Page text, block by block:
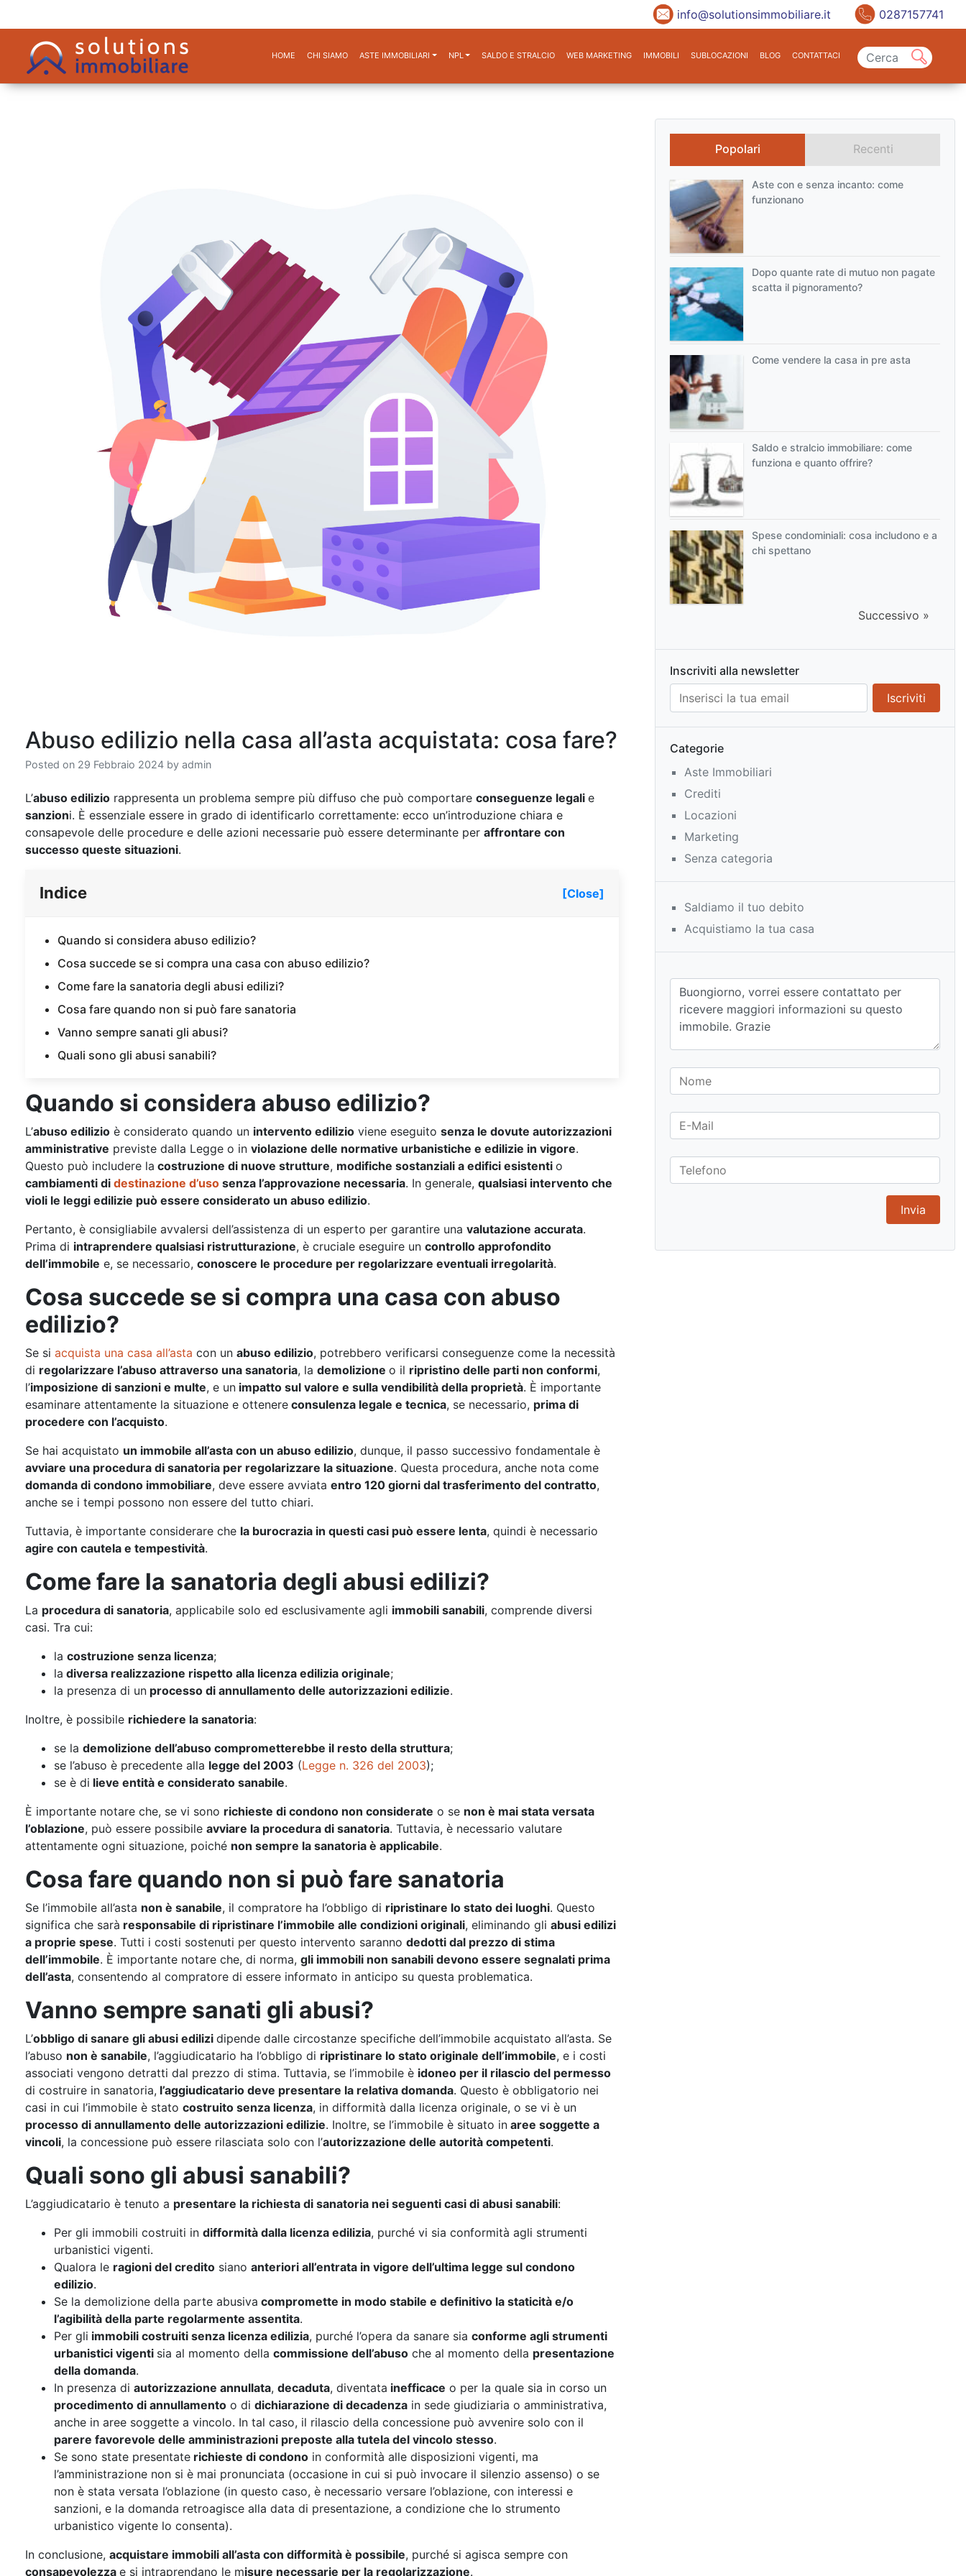
info@solutionsimmobiliare.it 0287157741
HOME CHI SIAMO ASTE IMMOBILIARI NPL SALDO E STRALCIO WEB MARKETING IMMOBILI SUBLOCAZIONI BLOG CONTATTACI
Abuso edilizio nella casa all’asta acquistata: cosa fare?
Posted on 29 Febbraio 2024 by admin
L’abuso edilizio rappresenta un problema sempre più diffuso che può comportare conseguenze legali e
sanzioni. È essenziale essere in grado di identificarlo correttamente: ecco un’introduzione chiara e
consapevole delle procedure e delle azioni necessarie può essere determinante per affrontare con
successo queste situazioni.
Indice [Close]
Quando si considera abuso edilizio?
Cosa succede se si compra una casa con abuso edilizio?
Come fare la sanatoria degli abusi edilizi?
Cosa fare quando non si può fare sanatoria
Vanno sempre sanati gli abusi?
Quali sono gli abusi sanabili?
Quando si considera abuso edilizio?
L’abuso edilizio è considerato quando un intervento edilizio viene eseguito senza le dovute autorizzazioni
amministrative previste dalla Legge o in violazione delle normative urbanistiche e edilizie in vigore.
Questo può includere la costruzione di nuove strutture, modifiche sostanziali a edifici esistenti o
cambiamenti di destinazione d’uso senza l’approvazione necessaria. In generale, qualsiasi intervento che
violi le leggi edilizie può essere considerato un abuso edilizio.
Pertanto, è consigliabile avvalersi dell’assistenza di un esperto per garantire una valutazione accurata.
Prima di intraprendere qualsiasi ristrutturazione, è cruciale eseguire un controllo approfondito
dell’immobile e, se necessario, conoscere le procedure per regolarizzare eventuali irregolarità.
Cosa succede se si compra una casa con abuso
edilizio?
Se si acquista una casa all’asta con un abuso edilizio, potrebbero verificarsi conseguenze come la necessità
di regolarizzare l’abuso attraverso una sanatoria, la demolizione o il ripristino delle parti non conformi,
l’imposizione di sanzioni e multe, e un impatto sul valore e sulla vendibilità della proprietà. È importante
esaminare attentamente la situazione e ottenere consulenza legale e tecnica, se necessario, prima di
procedere con l’acquisto.
Se hai acquistato un immobile all’asta con un abuso edilizio, dunque, il passo successivo fondamentale è
avviare una procedura di sanatoria per regolarizzare la situazione. Questa procedura, anche nota come
domanda di condono immobiliare, deve essere avviata entro 120 giorni dal trasferimento del contratto,
anche se i tempi possono non essere del tutto chiari.
Tuttavia, è importante considerare che la burocrazia in questi casi può essere lenta, quindi è necessario
agire con cautela e tempestività.
Come fare la sanatoria degli abusi edilizi?
La procedura di sanatoria, applicabile solo ed esclusivamente agli immobili sanabili, comprende diversi
casi. Tra cui:
la costruzione senza licenza;
la diversa realizzazione rispetto alla licenza edilizia originale;
la presenza di un processo di annullamento delle autorizzazioni edilizie.
Inoltre, è possibile richiedere la sanatoria:
se la demolizione dell’abuso comprometterebbe il resto della struttura;
se l’abuso è precedente alla legge del 2003 (Legge n. 326 del 2003);
se è di lieve entità e considerato sanabile.
È importante notare che, se vi sono richieste di condono non considerate o se non è mai stata versata
l’oblazione, può essere possibile avviare la procedura di sanatoria. Tuttavia, è necessario valutare
attentamente ogni situazione, poiché non sempre la sanatoria è applicabile.
Cosa fare quando non si può fare sanatoria
Se l’immobile all’asta non è sanabile, il compratore ha l’obbligo di ripristinare lo stato dei luoghi. Questo
significa che sarà responsabile di ripristinare l’immobile alle condizioni originali, eliminando gli abusi edilizi
a proprie spese. Tutti i costi sostenuti per questo intervento saranno dedotti dal prezzo di stima
dell’immobile. È importante notare che, di norma, gli immobili non sanabili devono essere segnalati prima
dell’asta, consentendo al compratore di essere informato in anticipo su questa problematica.
Vanno sempre sanati gli abusi?
L’obbligo di sanare gli abusi edilizi dipende dalle circostanze specifiche dell’immobile acquistato all’asta. Se
l’abuso non è sanabile, l’aggiudicatario ha l’obbligo di ripristinare lo stato originale dell’immobile, e i costi
associati vengono detratti dal prezzo di stima. Tuttavia, se l’immobile è idoneo per il rilascio del permesso
di costruire in sanatoria, l’aggiudicatario deve presentare la relativa domanda. Questo è obbligatorio nei
casi in cui l’immobile è stato costruito senza licenza, in difformità dalla licenza originale, o se vi è un
processo di annullamento delle autorizzazioni edilizie. Inoltre, se l’immobile è situato in aree soggette a
vincoli, la concessione può essere rilasciata solo con l’autorizzazione delle autorità competenti.
Quali sono gli abusi sanabili?
L’aggiudicatario è tenuto a presentare la richiesta di sanatoria nei seguenti casi di abusi sanabili:
Per gli immobili costruiti in difformità dalla licenza edilizia, purché vi sia conformità agli strumenti
urbanistici vigenti.
Qualora le ragioni del credito siano anteriori all’entrata in vigore dell’ultima legge sul condono
edilizio.
Se la demolizione della parte abusiva compromette in modo stabile e definitivo la staticità e/o
l’agibilità della parte regolarmente assentita.
Per gli immobili costruiti senza licenza edilizia, purché l’opera da sanare sia conforme agli strumenti
urbanistici vigenti sia al momento della commissione dell’abuso che al momento della presentazione
della domanda.
In presenza di autorizzazione annullata, decaduta, diventata inefficace o per la quale sia in corso un
procedimento di annullamento o di dichiarazione di decadenza in sede giudiziaria o amministrativa,
anche in aree soggette a vincolo. In tal caso, il rilascio della concessione può avvenire solo con il
parere favorevole delle amministrazioni preposte alla tutela del vincolo stesso.
Se sono state presentate richieste di condono in conformità alle disposizioni vigenti, ma
l’amministrazione non si è mai pronunciata (occasione in cui si può invocare il silenzio assenso) o se
non è stata versata l’oblazione (in questo caso, è necessario versare l’oblazione, con interessi e
sanzioni, e la domanda retroagisce alla data di presentazione, a condizione che lo strumento
urbanistico vigente lo consenta).
In conclusione, acquistare immobili all’asta con difformità è possibile, purché si agisca sempre con
consapevolezza e si intraprendano le misure necessarie per la regolarizzazione.
Popolari Recenti
Aste con e senza incanto: come
funzionano
Dopo quante rate di mutuo non pagate
scatta il pignoramento?
Come vendere la casa in pre asta
Saldo e stralcio immobiliare: come
funziona e quanto offrire?
Spese condominiali: cosa includono e a
chi spettano
Successivo »
Inscriviti alla newsletter
Categorie
Aste Immobiliari
Crediti
Locazioni
Marketing
Senza categoria
Saldiamo il tuo debito
Acquistiamo la tua casa